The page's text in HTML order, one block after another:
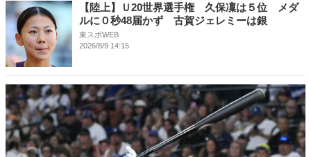
【陸上】Ｕ20世界選手権 久保凜は５位 メダ
ルに０秒48届かず 古賀ジェレミーは銀
東スポWEB
2026/8/9 14:15